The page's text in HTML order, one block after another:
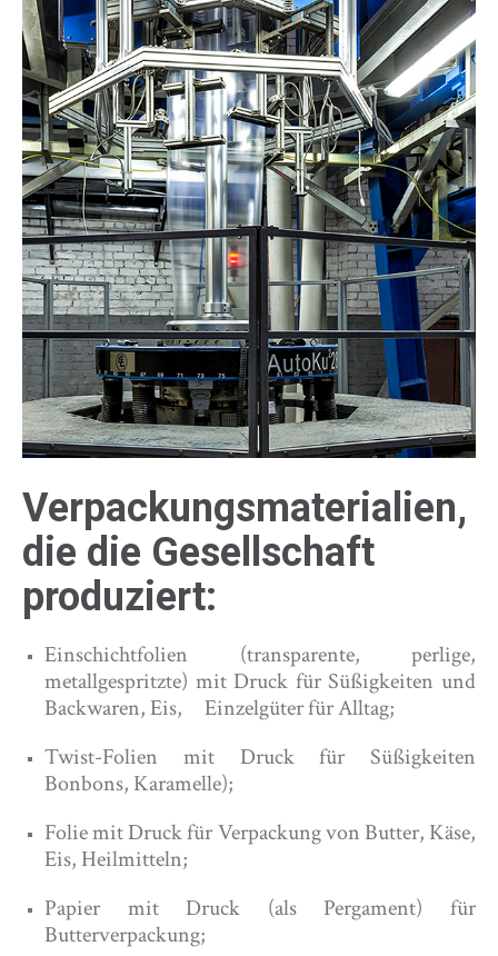
Verpackungsmaterialien,
die die Gesellschaft
produziert:
Einschichtfolien (transparente, perlige,
metallgespritzte) mit Druck für Süßigkeiten und
Backwaren, Eis, Einzelgüter für Alltag;
Twist-Folien mit Druck für Süßigkeiten
Bonbons, Karamelle);
Folie mit Druck für Verpackung von Butter, Käse,
Eis, Heilmitteln;
Papier mit Druck (als Pergament) für
Butterverpackung;